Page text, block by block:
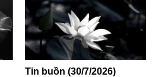
Tin buồn (30/7/2026)